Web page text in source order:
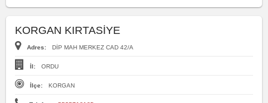
KORGAN KIRTASİYE
Adres: DİP MAH MERKEZ CAD 42/A
İl: ORDU
İlçe: KORGAN